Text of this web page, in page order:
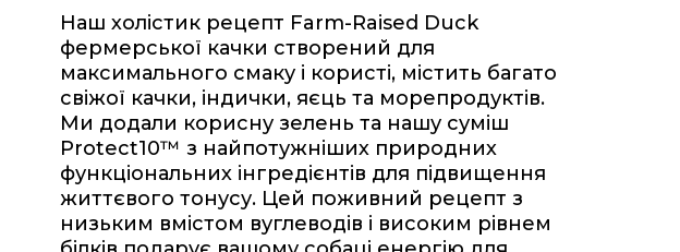
Наш холістик рецепт Farm-Raised Duck
фермерської качки створений для
максимального смаку і користі, містить багато
свіжої качки, індички, яєць та морепродуктів.
Ми додали корисну зелень та нашу суміш
Protect10™ з найпотужніших природних
функціональних інгредієнтів для підвищення
життєвого тонусу. Цей поживний рецепт з
низьким вмістом вуглеводів і високим рівнем